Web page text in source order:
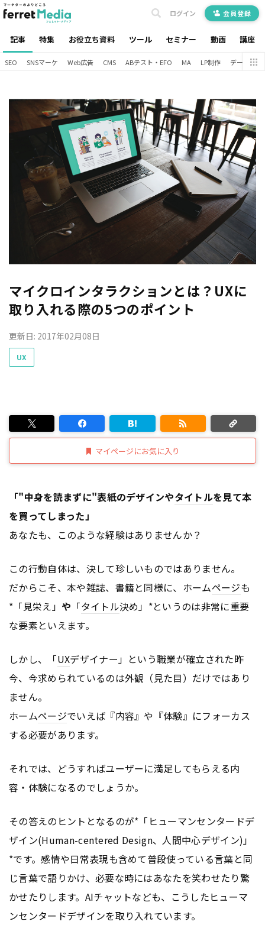
記事 特集 お役立ち資料 ツール セミナー 動画 講座
ログイン 会員登録
SEO SNSマーケ Web広告 CMS ABテスト・EFO MA LP制作 データ分析
マイクロインタラクションとは？UXに
取り入れる際の5つのポイント
更新日: 2017年02月08日
UX
マイページにお気に入り
「"中身を読まずに"表紙のデザインやタイトルを見て本
を買ってしまった」
あなたも、このような経験はありませんか？
この行動自体は、決して珍しいものではありません。
だからこそ、本や雑誌、書籍と同様に、ホームページも
*「見栄え」 や 「タイトル決め」*というのは非常に重要
な要素といえます。
しかし、「UXデザイナー」という職業が確立された昨
今、今求められているのは外観（見た目）だけではあり
ません。
ホームページでいえば『内容』や『体験』にフォーカス
する必要があります。
それでは、どうすればユーザーに満足してもらえる内
容・体験になるのでしょうか。
その答えのヒントとなるのが*「ヒューマンセンタードデ
ザイン(Human-centered Design、人間中心デザイン)」
*です。感情や日常表現も含めて普段使っている言葉と同
じ言葉で語りかけ、必要な時にはあなたを笑わせたり驚
かせたりします。AIチャットなども、こうしたヒューマ
ンセンタードデザインを取り入れています。